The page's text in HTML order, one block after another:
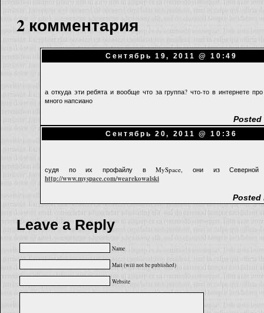
2 комментария
Сентябрь 19, 2011 @ 10:49
а откуда эти ребята и вообще что за группа? что-то в интернете
много напсиано
Posted
Сентябрь 20, 2011 @ 10:36
судя по их профайлу в MySpace, они из Северной
http://www.myspace.com/wearekowalski
Posted
Leave a Reply
Name
Mail (will not be published)
Website